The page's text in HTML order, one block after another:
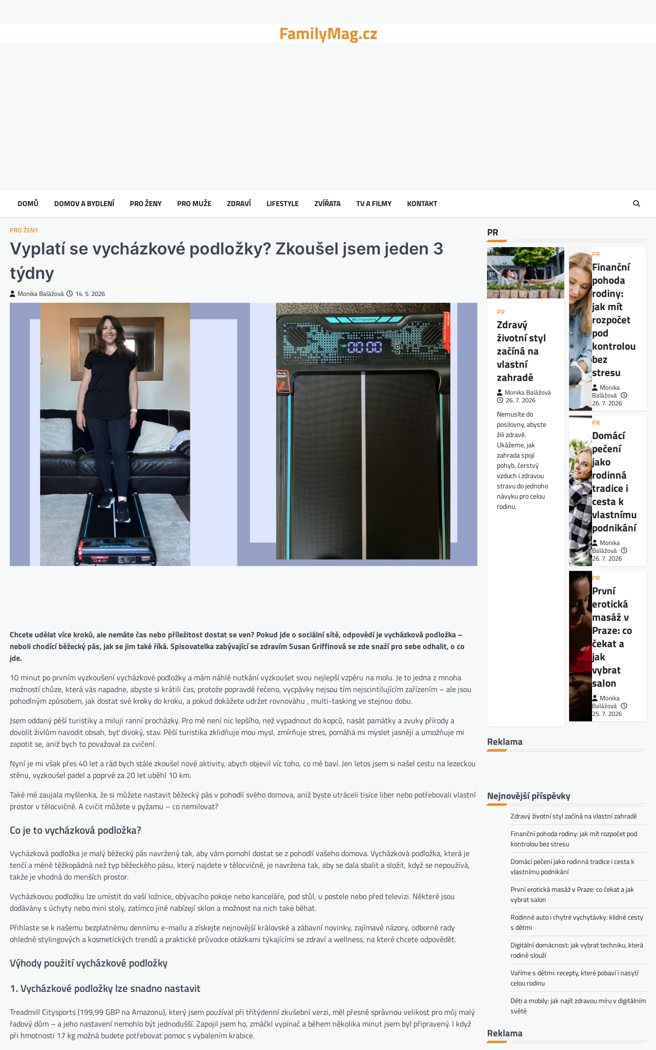
FamilyMag.cz
DOMŮ DOMOV A BYDLENÍ PRO ŽENY PRO MUŽE ZDRAVÍ LIFESTYLE ZVÍŘATA TV A FILMY KONTAKT
PRO ŽENY
Vyplatí se vycházkové podložky? Zkoušel jsem jeden 3
týdny
Monika Balážová 14. 5. 2026
Chcete udělat více kroků, ale nemáte čas nebo příležitost dostat se ven? Pokud jde o sociální sítě, odpovědí je vycházková podložka –
neboli chodící běžecký pás, jak se jim také říká. Spisovatelka zabývající se zdravím Susan Griffinová se zde snaží pro sebe odhalit, o co
jde.
10 minut po prvním vyzkoušení vycházkové podložky a mám náhlé nutkání vyzkoušet svou nejlepší vzpěru na molu. Je to jedna z mnoha
možností chůze, která vás napadne, abyste si krátili čas, protože popravdě řečeno, vycpávky nejsou tím nejscintilujícím zařízením – ale jsou
pohodlným způsobem, jak dostat své kroky do kroku, a pokud dokážete udržet rovnováhu , multi-tasking ve stejnou dobu.
Jsem oddaný pěší turistiky a miluji ranní procházky. Pro mě není nic lepšího, než vypadnout do kopců, nasát památky a zvuky přírody a
dovolit živlům navodit obsah, byť divoký, stav. Pěší turistika zklidňuje mou mysl, zmírňuje stres, pomáhá mi myslet jasněji a umožňuje mi
zapotit se, aniž bych to považoval za cvičení.
Nyní je mi však přes 40 let a rád bych stále zkoušel nové aktivity, abych objevil víc toho, co mě baví. Jen letos jsem si našel cestu na lezeckou
stěnu, vyzkoušel padel a poprvé za 20 let uběhl 10 km.
Také mě zaujala myšlenka, že si můžete nastavit běžecký pás v pohodlí svého domova, aniž byste utráceli tisíce liber nebo potřebovali vlastní
prostor v tělocvičně. A cvičit můžete v pyžamu – co nemilovat?
Co je to vycházková podložka?
Vycházková podložka je malý běžecký pás navržený tak, aby vám pomohl dostat se z pohodlí vašeho domova. Vycházková podložka, která je
tenčí a méně těžkopádná než typ běžeckého pásu, který najdete v tělocvičně, je navržena tak, aby se dala sbalit a složit, když se nepoužívá,
takže je vhodná do menších prostor.
Vycházkovou podložku lze umístit do vaší ložnice, obývacího pokoje nebo kanceláře, pod stůl, u postele nebo před televizi. Některé jsou
dodávány s úchyty nebo mini stoly, zatímco jiné nabízejí sklon a možnost na nich také běhat.
Přihlaste se k našemu bezplatnému dennímu e-mailu a získejte nejnovější královské a zábavní novinky, zajímavé názory, odborné rady
ohledně stylingových a kosmetických trendů a praktické průvodce otázkami týkajícími se zdraví a wellness, na které chcete odpovědět.
Výhody použití vycházkové podložky
1. Vycházkové podložky lze snadno nastavit
Treadmill Citysports (199,99 GBP na Amazonu), který jsem používal při třítýdenní zkušební verzi, měl přesně správnou velikost pro můj malý
řadový dům – a jeho nastavení nemohlo být jednodušší. Zapojil jsem ho, zmáčkl vypínač a během několika minut jsem byl připravený. I když
při hmotnosti 17 kg možná budete potřebovat pomoc s vybalením krabice.
PR
PR
Zdravý
životní styl
začíná na
vlastní
zahradě
Monika Balážová
26. 7. 2026
Nemusíte do
posilovny, abyste
žili zdravě.
Ukážeme, jak
zahrada spojí
pohyb, čerstvý
vzduch i zdravou
stravu do jednoho
návyku pro celou
rodinu.
PR
Finanční
pohoda
rodiny:
jak mít
rozpočet
pod
kontrolou
bez
stresu
Monika
Balážová
26. 7. 2026
PR
Domácí
pečení
jako
rodinná
tradice i
cesta k
vlastnímu
podnikání
Monika
Balážová
26. 7. 2026
PR
První
erotická
masáž v
Praze: co
čekat a
jak
vybrat
salon
Monika
Balážová
25. 7. 2026
Reklama
Nejnovější příspěvky
Zdravý životní styl začíná na vlastní zahradě
Finanční pohoda rodiny: jak mít rozpočet pod
kontrolou bez stresu
Domácí pečení jako rodinná tradice i cesta k
vlastnímu podnikání
První erotická masáž v Praze: co čekat a jak
vybrat salon
Rodinné auto i chytré vychytávky: klidné cesty
s dětmi
Digitální domácnost: jak vybrat techniku, která
rodině slouží
Vaříme s dětmi: recepty, které pobaví i nasytí
celou rodinu
Děti a mobily: jak najít zdravou míru v digitálním
světě
Reklama